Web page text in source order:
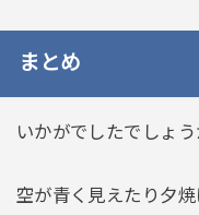
まとめ
いかがでしたでしょう
空が青く見えたり夕